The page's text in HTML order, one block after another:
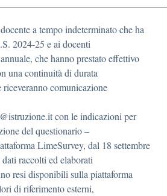
a tempo indeterminato che ha
2024-25 e ai docenti
che hanno prestato effettivo
una continuità di durata
comunicazione
con le indicazioni per
del questionario –
LimeSurvey, dal 18 settembre
raccolti ed elaborati
resi disponibili sulla piattaforma
di riferimento esterni,